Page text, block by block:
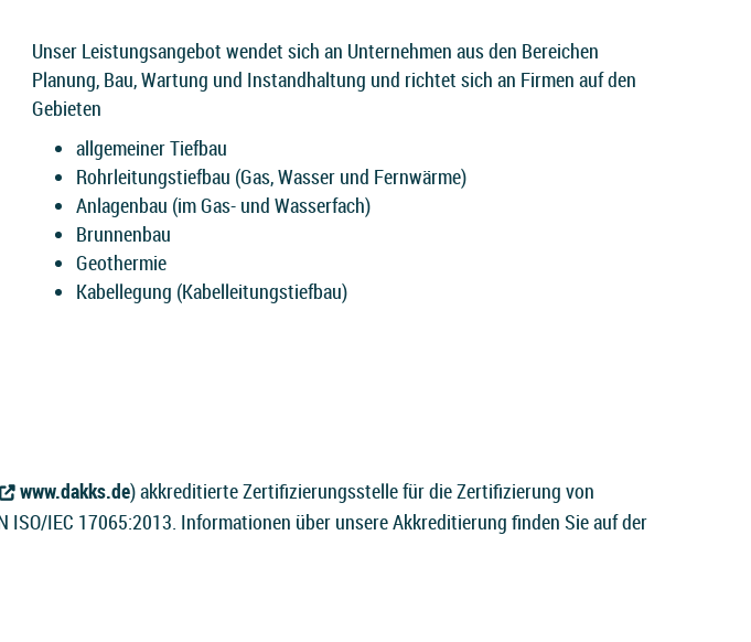
Unser Leistungsangebot wendet sich an Unternehmen aus den Bereichen
Planung, Bau, Wartung und Instandhaltung und richtet sich an Firmen auf den
Gebieten
allgemeiner Tiefbau
Rohrleitungstiefbau (Gas, Wasser und Fernwärme)
Anlagenbau (im Gas- und Wasserfach)
Brunnenbau
Geothermie
Kabellegung (Kabelleitungstiefbau)
www.dakks.de) akkreditierte Zertifizierungsstelle für dieZertifizierung von
IEC 17065:2013. Informationen über unsere Akkreditierung finden Sie auf der